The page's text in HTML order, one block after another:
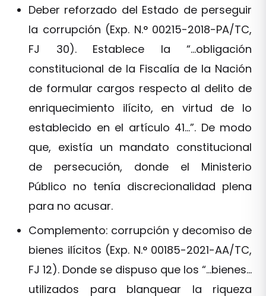
Deber reforzado del Estado de perseguir
la corrupción (Exp. N.° 00215-2018-PA/TC,
FJ 30). Establece la “…obligación
constitucional de la Fiscalía de la Nación
de formular cargos respecto al delito de
enriquecimiento ilícito, en virtud de lo
establecido en el artículo 41…”. De modo
que, existía un mandato constitucional
de persecución, donde el Ministerio
Público no tenía discrecionalidad plena
para no acusar.
Complemento: corrupción y decomiso de
bienes ilícitos (Exp. N.° 00185-2021-AA/TC,
FJ 12). Donde se dispuso que los “…bienes…
utilizados para blanquear la riqueza